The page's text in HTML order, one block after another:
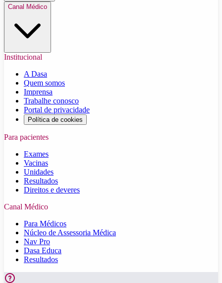
Canal Médico
Institucional
A Dasa
Quem somos
Imprensa
Trabalhe conosco
Portal de privacidade
Política de cookies
Para pacientes
Exames
Vacinas
Unidades
Resultados
Direitos e deveres
Canal Médico
Para Médicos
Núcleo de Assessoria Médica
Nav Pro
Dasa Educa
Resultados